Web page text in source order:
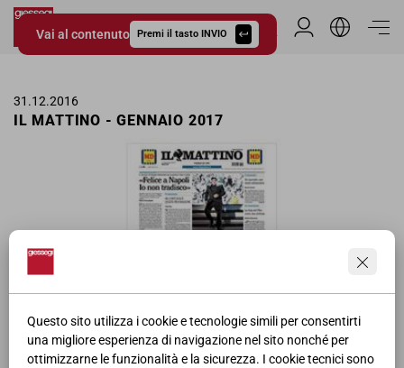
Questo sito utilizza i cookie e tecnologie simili per consentirti
una migliore esperienza di navigazione nel sito nonché per
ottimizzarne le funzionalità e la sicurezza. I cookie tecnici sono
Vai al contenuto Premi il tasto INVIO
Giessegi.it
Area Riservata
31.12.2016
IL MATTINO - GENNAIO 2017